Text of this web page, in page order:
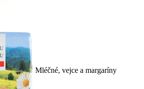
Mléčné, vejce a margaríny